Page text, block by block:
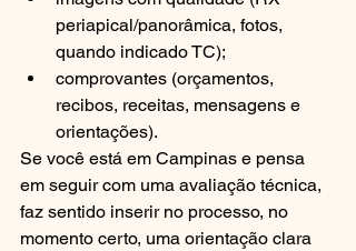
periapical/panorâmica, fotos,
quando indicado TC);
comprovantes (orçamentos,
recibos, receitas, mensagens e
orientações).
Se você está em Campinas e pensa
em seguir com uma avaliação técnica,
faz sentido inserir no processo, no
momento certo, uma orientação clara